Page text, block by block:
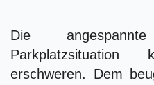
Die
erschweren. Dem